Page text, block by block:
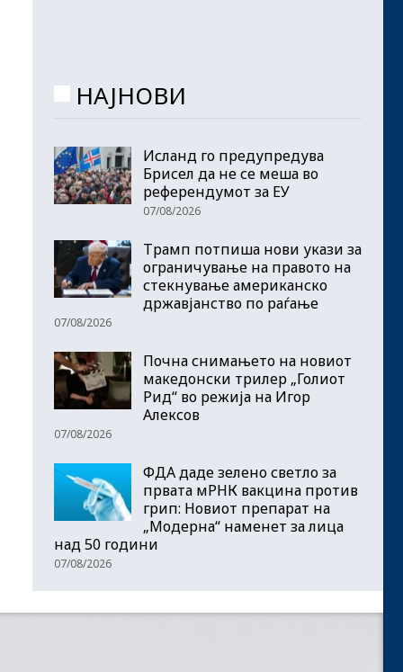
НАЈНОВИ
Исланд го предупредува
Брисел да не се меша во
референдумот за ЕУ
07/08/2026
Трамп потпиша нови укази за
ограничување на правото на
стекнување американско
државјанство по раѓање
07/08/2026
Почна снимањето на новиот
македонски трилер „Голиот
Рид“ во режија на Игор
Алексов
07/08/2026
ФДА даде зелено светло за
првата мРНК вакцина против
грип: Новиот препарат на
„Модерна“ наменет за лица
над 50 години
07/08/2026